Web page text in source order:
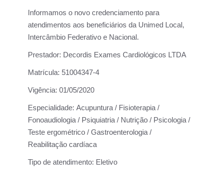
Informamos o novo credenciamento para
atendimentos aos beneficiários da Unimed Local,
Intercâmbio Federativo e Nacional.
Prestador: Decordis Exames Cardiológicos LTDA
Matrícula: 51004347-4
Vigência: 01/05/2020
Especialidade: Acupuntura / Fisioterapia /
Fonoaudiologia / Psiquiatria / Nutrição / Psicologia /
Teste ergométrico / Gastroenterologia /
Reabilitação cardíaca
Tipo de atendimento: Eletivo